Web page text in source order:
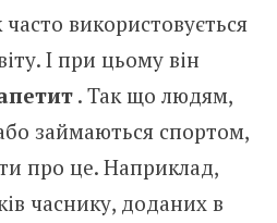
використовується
І при цьому він
. Так що людям,
займаються спортом,
про це. Наприклад,
часнику, доданих в